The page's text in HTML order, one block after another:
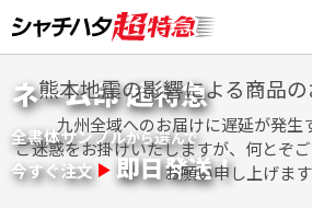
to
content
ネーム印 超特急
全書体サンプルから選んで
今すぐ注文 即日発送！
熊本地震の影響による商品
九州全域へのお届けに遅延が発生
ご迷惑をお掛けいたしますが、何とぞ
お願い申し上げます